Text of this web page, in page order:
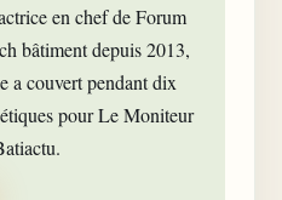
en chef de Forum
bâtiment depuis 2013,
a couvert pendant dix
pour Le Moniteur